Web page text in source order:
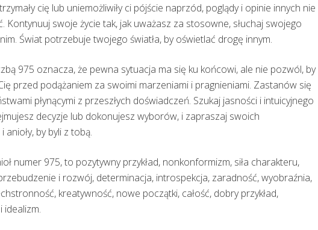
cię lub uniemożliwiły ci pójście naprzód, poglądy i opinie innych nie
Kontynuuj swoje życie tak, jak uważasz za stosowne, słuchaj swojego
Świat potrzebuje twojego światła, by oświetlać drogę innym.
975 oznacza, że pewna sytuacja ma się ku końcowi, ale nie pozwól, by
przed podążaniem za swoimi marzeniami i pragnieniami. Zastanów się
płynącymi z przeszłych doświadczeń. Szukaj jasności i intuicyjnego
decyzje lub dokonujesz wyborów, i zapraszaj swoich
by byli z tobą.
numer 975, to pozytywny przykład, nonkonformizm, siła charakteru,
i rozwój, determinacja, introspekcja, zaradność, wyobraźnia,
kreatywność, nowe początki, całość, dobry przykład,
idealizm.